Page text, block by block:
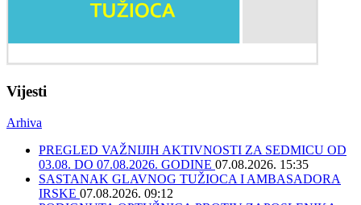
Vijesti
Arhiva
PREGLED VAŽNIJIH AKTIVNOSTI ZA SEDMICU OD
03.08. DO 07.08.2026. GODINE 07.08.2026. 15:35
SASTANAK GLAVNOG TUŽIOCA I AMBASADORA
IRSKE 07.08.2026. 09:12